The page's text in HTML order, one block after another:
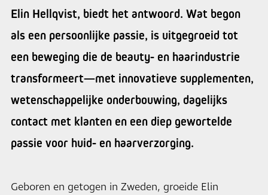
Elin Hellqvist, biedt het antwoord. Wat begon
als een persoonlijke passie, is uitgegroeid tot
een beweging die de beauty- en haarindustrie
transformeert—met innovatieve supplementen,
wetenschappelijke onderbouwing, dagelijks
contact met klanten en een diep gewortelde
passie voor huid- en haarverzorging.
Geboren en getogen in Zweden, groeide Elin